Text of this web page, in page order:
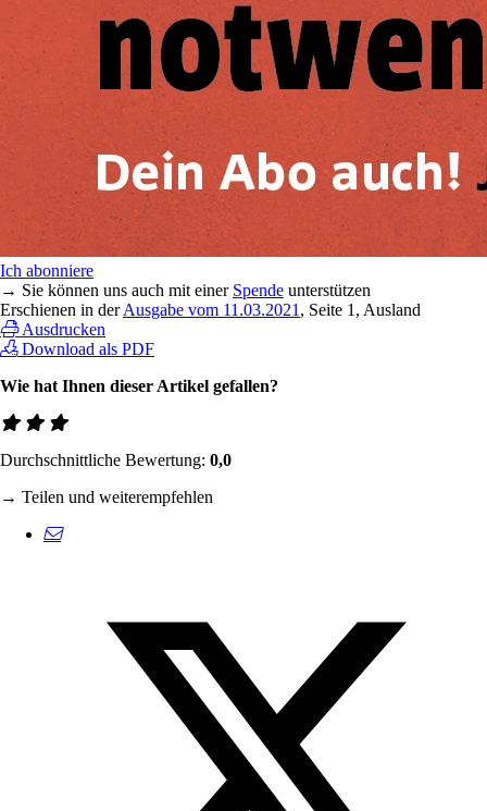
Ich abonniere
→ Sie können uns auch mit einer Spende unterstützen
Erschienen in derAusgabe vom 11.03.2021 , Seite 1, Ausland
Ausdrucken
Download als PDF
Wie hat Ihnen dieser Artikel gefallen?
Durchschnittliche Bewertung: 0,0
→ Teilen und weiterempfehlen